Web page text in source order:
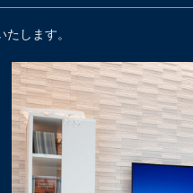
します。